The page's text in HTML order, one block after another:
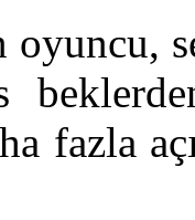
oyuncu,
fazla